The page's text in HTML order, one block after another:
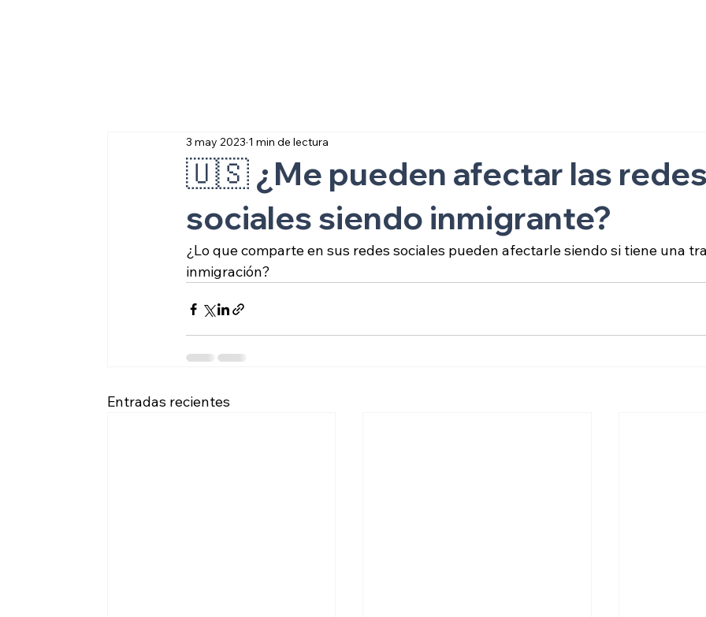
🇺🇸 ¿Me pueden afectar las redes
sociales siendo inmigrante?
3 may 2023 1 min de lectura
¿Lo que comparte en sus redes sociales pueden afectarle siendo si tiene una
inmigración?
Entradas recientes